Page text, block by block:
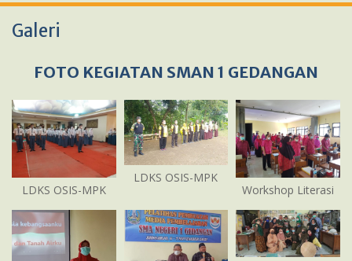
Galeri
FOTO KEGIATAN SMAN 1 GEDANGAN
LDKS OSIS-MPK
LDKS OSIS-MPK
Workshop Literasi